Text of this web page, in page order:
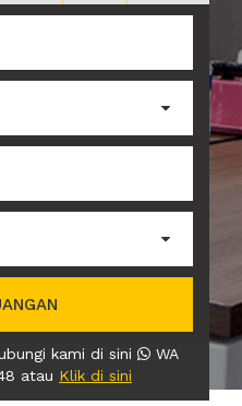
kami di sini
WA
atau Klik di sini